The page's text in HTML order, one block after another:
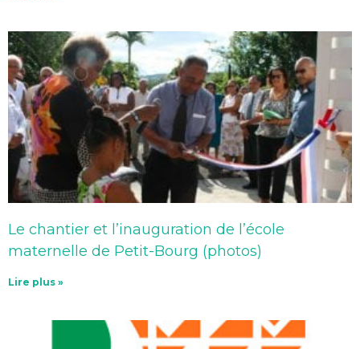
Le chantier et l’inauguration de l’école
maternelle de Petit-Bourg (photos)
Lire plus »